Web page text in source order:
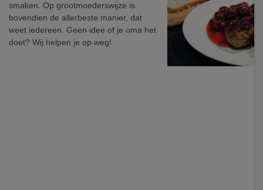
smaken. Op grootmoederswijze is
bovendien de allerbeste manier, dat
weet iedereen. Geen idee of je oma het
doet? Wij helpen je op weg!